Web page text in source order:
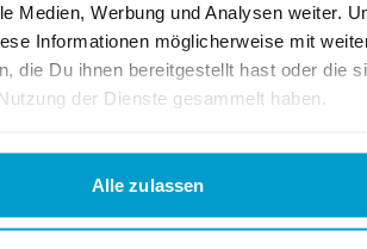
Medien, Werbung und Analysen weiter.
Informationen möglicherweise mit
die Du ihnen bereitgestellt hast oder die
der Dienste gesammelt haben.
Alle zulassen